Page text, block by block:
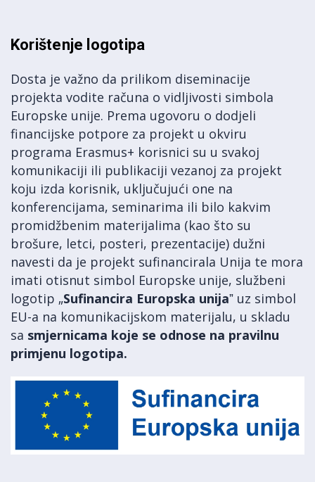
Korištenje logotipa
Dosta je važno da prilikom diseminacije
projekta vodite računa o vidljivosti simbola
Europske unije. Prema ugovoru o dodjeli
financijske potpore za projekt u okviru
programa Erasmus+ korisnici su u svakoj
komunikaciji ili publikaciji vezanoj za projekt
koju izda korisnik, uključujući one na
konferencijama, seminarima ili bilo kakvim
promidžbenim materijalima (kao što su
brošure, letci, posteri, prezentacije) dužni
navesti da je projekt sufinancirala Unija te mora
imati otisnut simbol Europske unije, službeni
logotip „Sufinancira Europska unijaˮ uz simbol
EU-a na komunikacijskom materijalu, u skladu
sa smjernicama koje se odnose na pravilnu
primjenu logotipa.